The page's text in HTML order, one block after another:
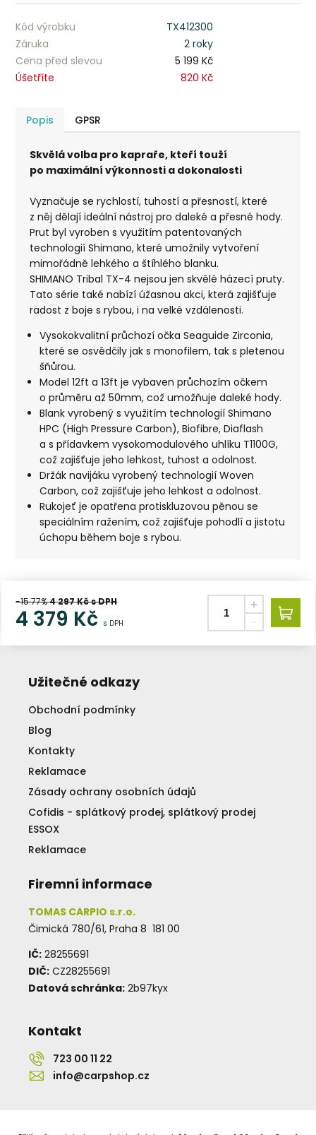
Kód výrobku
TX412300
Záruka
2 roky
Cena před slevou
5 199 Kč
Úšetříte
820 Kč
Popis GPSR
Skvělá volba pro kapraře, kteří touží
po maximální výkonnosti a dokonalosti
Vyznačuje se rychlostí, tuhostí a přesností, které
z něj dělají ideální nástroj pro daleké a přesné hody.
Prut byl vyroben s využitím patentovaných
technologií Shimano, které umožnily vytvoření
mimořádně lehkého a štíhlého blanku.
SHIMANO Tribal TX-4 nejsou jen skvělé házecí pruty.
Tato série také nabízí úžasnou akci, která zajišťuje
radost z boje s rybou, i na velké vzdálenosti.
Vysokokvalitní průchozí očka Seaguide Zirconia,
které se osvědčily jak s monofilem, tak s pletenou
šňůrou.
Model 12ft a 13ft je vybaven průchozím očkem
o průměru až 50mm, což umožňuje daleké hody.
Blank vyrobený s využitím technologií Shimano
HPC (High Pressure Carbon), Biofibre, Diaflash
a s přídavkem vysokomodulového uhlíku T1100G,
což zajišťuje jeho lehkost, tuhost a odolnost.
Držák navijáku vyrobený technologií Woven
Carbon, což zajišťuje jeho lehkost a odolnost.
Rukojeť je opatřena protiskluzovou pěnou se
speciálním ražením, což zajišťuje pohodlí a jistotu
úchopu během boje s rybou.
-15.77%4 297Kč s DPH
4 379 Kč s DPH
Užitečné odkazy
Obchodní podmínky
Blog
Kontakty
Reklamace
Zásady ochrany osobních údajů
Cofidis - splátkový prodej, splátkový prodej
ESSOX
Reklamace
Firemní informace
TOMAS CARPIO s.r.o.
Čimická 780/61, Praha 8 181 00
IČ: 28255691
DIČ: CZ28255691
Datová schránka: 2b97kyx
Kontakt
723 00 11 22
info@carpshop.cz